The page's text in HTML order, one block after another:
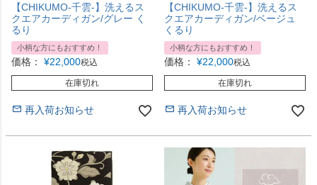
【CHIKUMO-千雲-】洗えるス
クエアカーディガン/グレー く
るり
小柄な方にもおすすめ！
価格： ¥22,000税込
在庫切れ
再入荷お知らせ
【CHIKUMO-千雲-】洗えるス
クエアカーディガン/ベージュ
くるり
小柄な方にもおすすめ！
価格： ¥22,000税込
在庫切れ
再入荷お知らせ